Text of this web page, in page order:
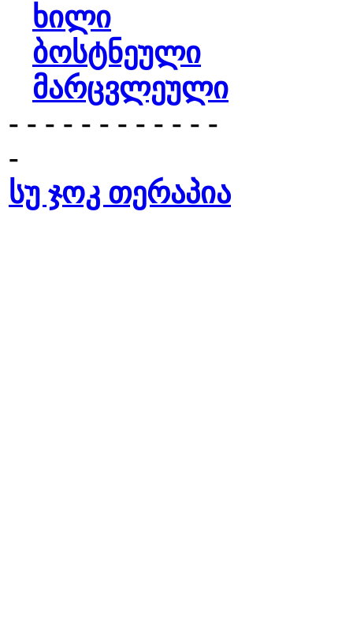
ხილი
ბოსტნეული
მარცვლეული
- - - - - - - - - - - -
-
სუ ჯოკ თერაპია